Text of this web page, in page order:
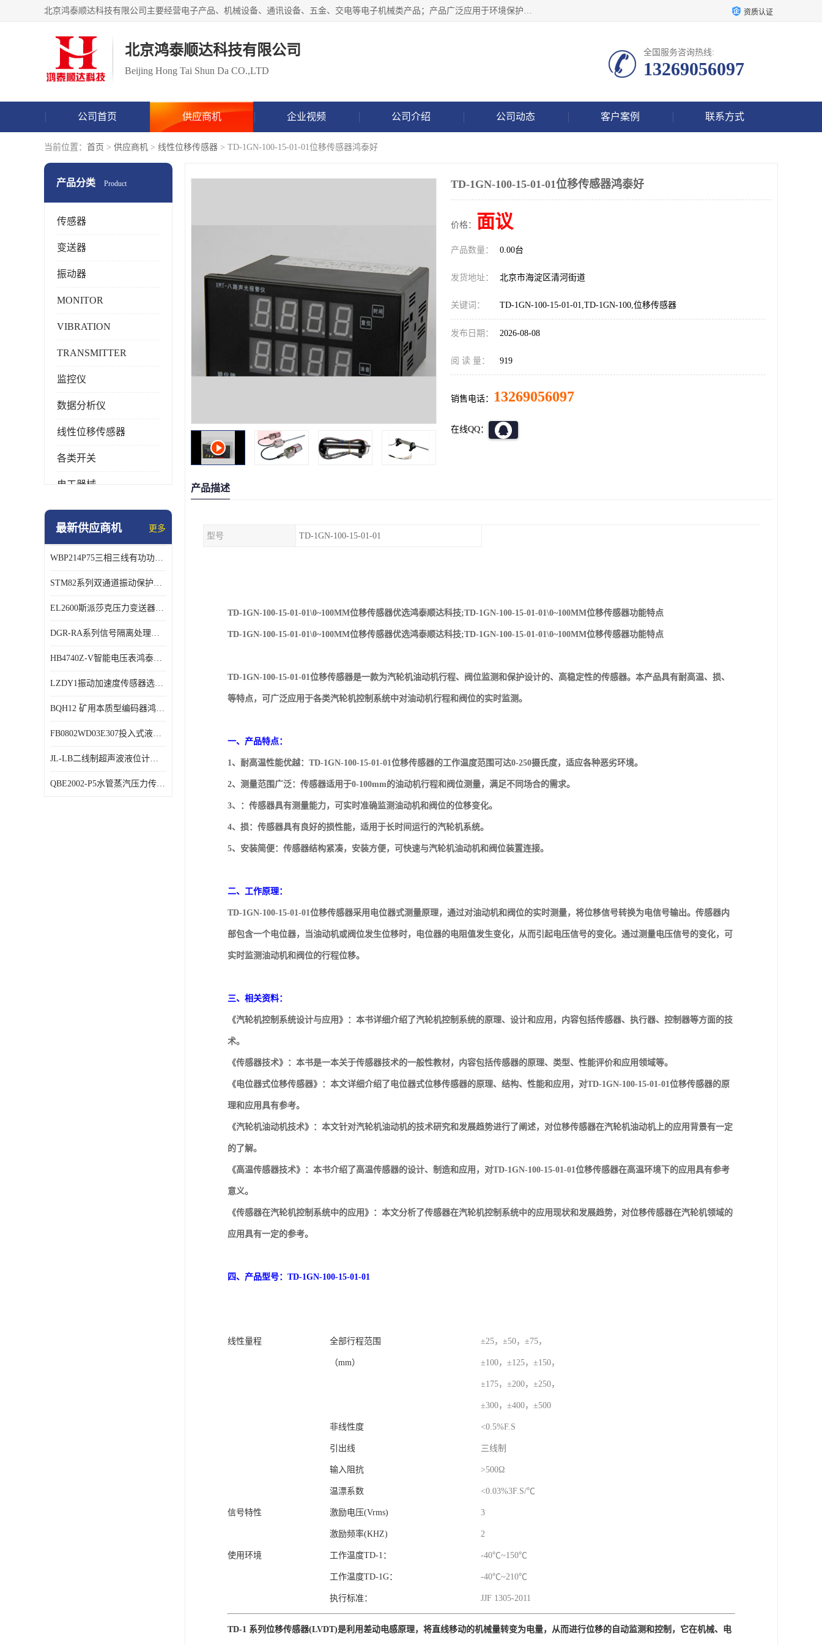
北京鸿泰顺达科技有限公司主要经营电子产品、机械设备、通讯设备、五金、交电等电子机械类产品；产品广泛应用于环境保护、石油化工、电力电子、冶金建筑、煤炭、农业、卫生防疫、教育科研等行业。并成功的与各地环境监测站、污水处理厂、卷烟厂、电厂、高校、科学院所、卫生防疫部门、煤矿、石化厂等用户建立了密切的合作关系。 资质认证
北京鸿泰顺达科技有限公司
Beijing Hong Tai Shun Da CO.,LTD
全国服务咨询热线:
13269056097
公司首页 供应商机 企业视频 公司介绍 公司动态 客户案例 联系方式
当前位置： 首页 > 供应商机 > 线性位移传感器 > TD-1GN-100-15-01-01位移传感器鸿泰好
产品分类 Product
传感器
变送器
振动器
MONITOR
VIBRATION
TRANSMITTER
监控仪
数据分析仪
线性位移传感器
各类开关
电工器械
模块化产品
特殊用处传感器
特殊用途变送器
最新供应商机 更多
WBP214P75三相三线有功功率传感器鸿泰顺达产品稳定性好
STM82系列双通道振动保护表鸿泰产品技术规格
EL2600斯派莎克压力变送器技术规格
DGR-RA系列信号隔离处理器鸿泰产品技术规格
HB4740Z-V智能电压表鸿泰产品外形美观大方
LZDY1振动加速度传感器选型资料
BQH12 矿用本质型编码器鸿泰产品实物展示
FB0802WD03E307投入式液位计鸿泰产品选型参数
JL-LB二线制超声波液位计鸿泰产品外形美观大方
QBE2002-P5水管蒸汽压力传感器西门子产品技术规格
TD-1GN-100-15-01-01位移传感器鸿泰好
价格： 面议
产品数量： 0.00台
发货地址： 北京市海淀区清河街道
关键词： TD-1GN-100-15-01-01,TD-1GN-100,位移传感器
发布日期： 2026-08-08
阅 读 量： 919
销售电话： 13269056097
在线QQ：
产品描述
型号 TD-1GN-100-15-01-01
TD-1GN-100-15-01-01\0~100MM位移传感器优选鸿泰顺达科技;TD-1GN-100-15-01-01\0~100MM位移传感器功能特点
TD-1GN-100-15-01-01\0~100MM位移传感器优选鸿泰顺达科技;TD-1GN-100-15-01-01\0~100MM位移传感器功能特点
TD-1GN-100-15-01-01位移传感器是一款为汽轮机油动机行程、阀位监测和保护设计的、高稳定性的传感器。本产品具有耐高温、损、
等特点，可广泛应用于各类汽轮机控制系统中对油动机行程和阀位的实时监测。
一、产品特点：
1、耐高温性能优越：TD-1GN-100-15-01-01位移传感器的工作温度范围可达0-250摄氏度，适应各种恶劣环境。
2、测量范围广泛：传感器适用于0-100mm的油动机行程和阀位测量，满足不同场合的需求。
3、：传感器具有测量能力，可实时准确监测油动机和阀位的位移变化。
4、损：传感器具有良好的损性能，适用于长时间运行的汽轮机系统。
5、安装简便：传感器结构紧凑，安装方便，可快速与汽轮机油动机和阀位装置连接。
二、工作原理：
TD-1GN-100-15-01-01位移传感器采用电位器式测量原理，通过对油动机和阀位的实时测量，将位移信号转换为电信号输出。传感器内
部包含一个电位器，当油动机或阀位发生位移时，电位器的电阻值发生变化，从而引起电压信号的变化。通过测量电压信号的变化，可
实时监测油动机和阀位的行程位移。
三、相关资料：
《汽轮机控制系统设计与应用》：本书详细介绍了汽轮机控制系统的原理、设计和应用，内容包括传感器、执行器、控制器等方面的技
术。
《传感器技术》：本书是一本关于传感器技术的一般性教材，内容包括传感器的原理、类型、性能评价和应用领域等。
《电位器式位移传感器》：本文详细介绍了电位器式位移传感器的原理、结构、性能和应用，对TD-1GN-100-15-01-01位移传感器的原
理和应用具有参考。
《汽轮机油动机技术》：本文针对汽轮机油动机的技术研究和发展趋势进行了阐述，对位移传感器在汽轮机油动机上的应用背景有一定
的了解。
《高温传感器技术》：本书介绍了高温传感器的设计、制造和应用，对TD-1GN-100-15-01-01位移传感器在高温环境下的应用具有参考
意义。
《传感器在汽轮机控制系统中的应用》：本文分析了传感器在汽轮机控制系统中的应用现状和发展趋势，对位移传感器在汽轮机领域的
应用具有一定的参考。
四、产品型号： TD-1GN-100-15-01-01
线性量程 全部行程范围 ±25，±50，±75，
（mm） ±100，±125，±150，
±175，±200，±250，
±300，±400，±500
非线性度 <0.5%F.S
引出线 三线制
输入阻抗 >500Ω
温漂系数 <0.03%3F.S/℃
信号特性 激励电压(Vrms) 3
激励频率(KHZ) 2
使用环境 工作温度TD-1： -40℃~150℃
工作温度TD-1G： -40℃~210℃
执行标准： JJF 1305-2011
TD-1 系列位移传感器(LVDT)是利用差动电感原理，将直线移动的机械量转变为电量，从而进行位移的自动监测和控制，它在机械、电